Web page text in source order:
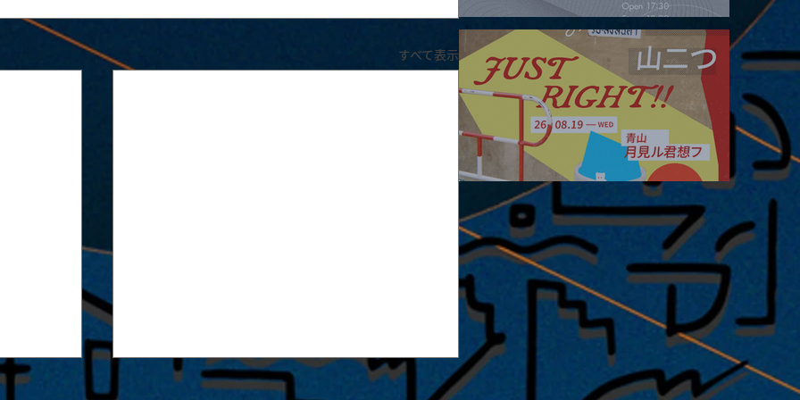
すべて表示
2026.08.16 |【観覧】夜）four dots vol.2
2026.08.19 |【観覧】JUST RIGHT!! vol.27